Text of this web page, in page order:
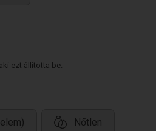
ezt állította be.
Nőtlen